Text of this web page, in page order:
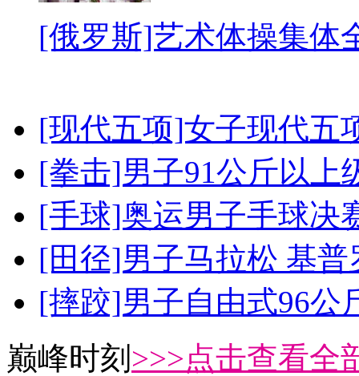
[俄罗斯]艺术体操集体
[现代五项]女子现代五
[拳击]男子91公斤以上
[手球]奥运男子手球决
[田径]男子马拉松 基
[摔跤]男子自由式96公
巅峰时刻 >>>点击查看全